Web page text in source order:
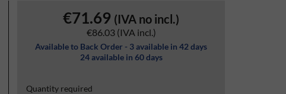
€71.69 (IVA no incl.)
€86.03 (IVA incl.)
Available to Back Order - 3 available in 42 days
24 available in 60 days
Quantity required